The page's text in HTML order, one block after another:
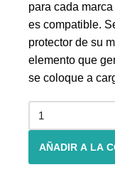
para cada
es compatible.
protector de su
elemento que
se coloque a
AÑADIR A LA